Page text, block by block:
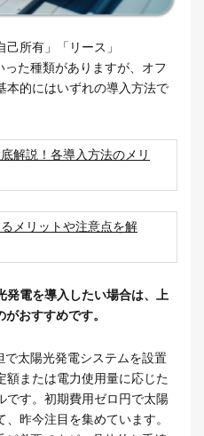
所有」「リース」
った種類がありますが、オフ
本的にはいずれの導入方法で
解説！各導入方法のメリ
メリットや注意点を解
発電を導入したい場合は、上
おすすめです。
で太陽光発電システムを設置
額または電力使用量に応じた
です。初期費用ゼロ円で太陽
昨今注目を集めています。